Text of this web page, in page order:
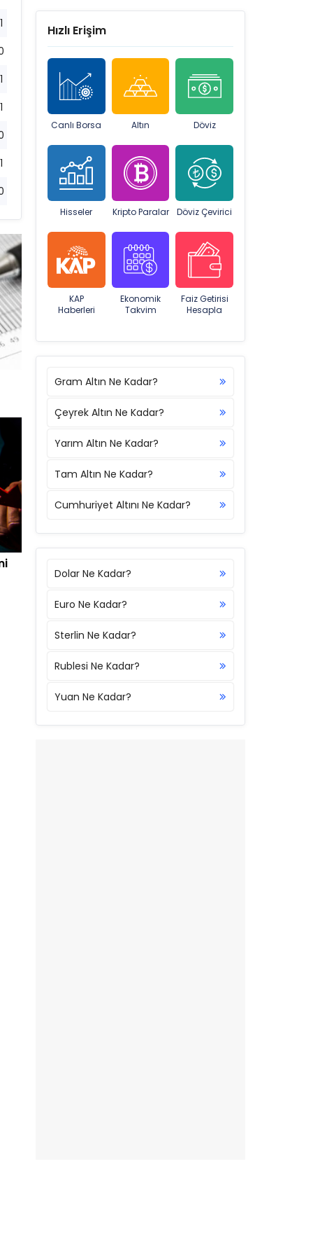
Hızlı Erişim
Canlı Borsa Altın Döviz
Hisseler Kripto Paralar Döviz Çevirici
KAP
Haberleri
Ekonomik
Takvim
Faiz Getirisi
Hesapla
Gram Altın Ne Kadar?
Çeyrek Altın Ne Kadar?
Yarım Altın Ne Kadar?
Tam Altın Ne Kadar?
Cumhuriyet Altını Ne Kadar?
Dolar Ne Kadar?
Euro Ne Kadar?
Sterlin Ne Kadar?
Rublesi Ne Kadar?
Yuan Ne Kadar?